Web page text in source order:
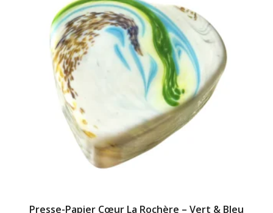
Presse-Papier Cœur La Rochère – Vert & Bleu